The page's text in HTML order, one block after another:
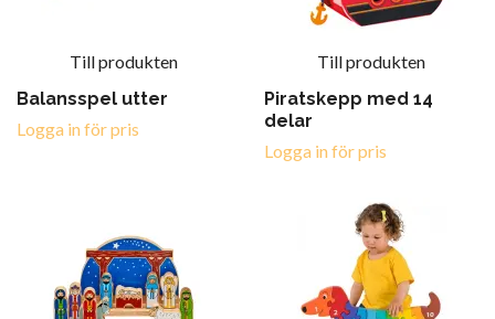
Till produkten
Balansspel utter
Logga in för pris
Till produkten
Piratskepp med 14
delar
Logga in för pris